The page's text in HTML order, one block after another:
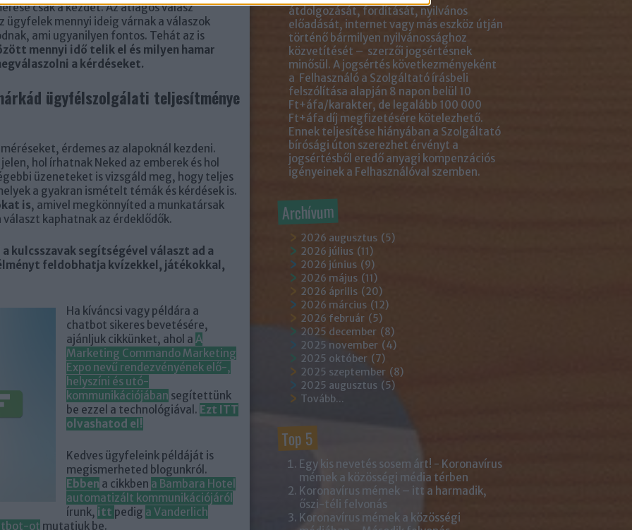
csak a kezdet. Az átlagos válasz
mennyi ideig várnak a válaszok
ami ugyanilyen fontos. Tehát az is
mennyi idő telik el és milyen hamar
a kérdéseket.
ügyfélszolgálati teljesítménye
érdemes az alapoknál kezdeni.
hol írhatnak Neked az emberek és hol
üzeneteket is vizsgáld meg, hogy teljes
a gyakran ismételt témák és kérdések is.
is, amivel megkönnyíted a munkatársak
kaphatnak az érdeklődők.
kulcsszavak segítségével választ ad a
feldobhatja kvízekkel, játékokkal,
Ha kíváncsi vagy példára a
chatbot sikeres bevetésére,
ajánljuk cikkünket, ahol a A
Marketing Commando Marketing
Expo nevű rendezvényének elő-,
helyszíni és utó-
kommunikációjában segítettünk
be ezzel a technológiával. Ezt ITT
olvashatod el!
Kedves ügyfeleink példáját is
megismerheted blogunkról.
Ebben a cikkben a Bambara Hotel
automatizált kommunikációjáról
írunk, itt pedig a Vanderlich
ot mutatjuk be.
átdolgozását, fordítását, nyilvános
előadását, internet vagy más eszköz útján
történő bármilyen nyilvánossághoz
közvetítését – szerzői jogsértésnek
minősül. A jogsértés következményeként
a Felhasználó a Szolgáltató írásbeli
felszólítása alapján 8 napon belül 10
Ft+áfa/karakter, de legalább 100 000
Ft+áfa díj megfizetésére kötelezhető.
Ennek teljesítése hiányában a Szolgáltató
bírósági úton szerezhet érvényt a
jogsértésből eredő anyagi kompenzációs
igényeinek a Felhasználóval szemben.
Archívum
2026 augusztus (5)
2026 július (11)
2026 június (9)
2026 május (11)
2026 április (20)
2026 március (12)
2026 február (5)
2025 december (8)
2025 november (4)
2025 október (7)
2025 szeptember (8)
2025 augusztus (5)
Tovább...
Top 5
Egy kis nevetés sosem árt! - Koronavírus
mémek a közösségi média térben
Koronavírus mémek – itt a harmadik,
őszi-téli felvonás
Koronavírus mémek a közösségi